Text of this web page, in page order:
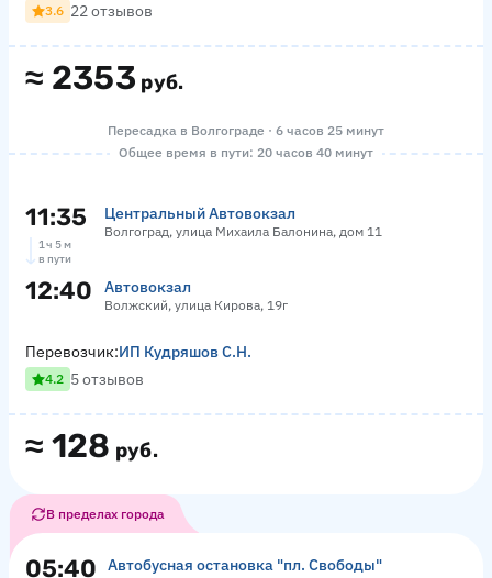
≈ 2353 руб.
3.6 22 отзывов
Пересадка в Волгограде · 6 часов 25 минут
Общее время в пути: 20 часов 40 минут
11:35 Центральный Автовокзал
Волгоград, улица Михаила Балонина, дом 11
1 ч 5 м
в пути
12:40 Автовокзал
Волжский, улица Кирова, 19г
≈ 128 руб.
Перевозчик:ИП Кудряшов С.Н.
4.2 5 отзывов
В пределах города
05:40 Автобусная остановка "пл. Свободы"